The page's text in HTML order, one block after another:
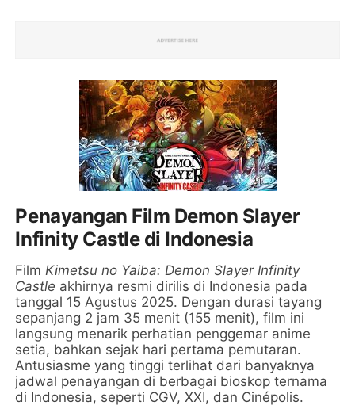
Penayangan Film Demon Slayer
Infinity Castle di Indonesia
FilmKimetsu no Yaiba: Demon Slayer Infinity
Castle akhirnya resmi dirilis di Indonesia pada
tanggal 15 Agustus 2025. Dengan durasi tayang
sepanjang 2 jam 35 menit (155 menit), film ini
langsung menarik perhatian penggemar anime
setia, bahkan sejak hari pertama pemutaran.
Antusiasme yang tinggi terlihat dari banyaknya
jadwal penayangan di berbagai bioskop ternama
di Indonesia, seperti CGV, XXI, dan Cinépolis.